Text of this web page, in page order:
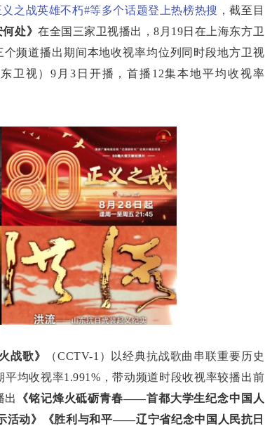
义之战英雄不朽#等多个话题登上热榜热搜 ，截至目
何处》在全国三家卫视播出，8月19日在上海东方卫
频道播出期间本地收视率均位列同时段地方卫视
东卫视）9月3日开播，首播12集本地平均收视率
战歌》
（CCTV-1）以经典抗战歌曲串联重要历史
均收视率1.991%，带动频道时段收视率较播出前
出
《铭记烽火砥砺青春——首都大学生纪念中国人
活动》《胜利与和平——辽宁省纪念中国人民抗日